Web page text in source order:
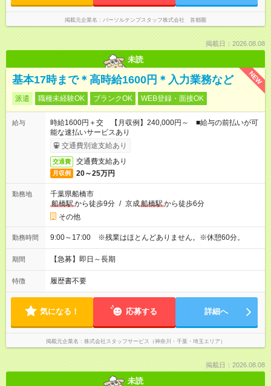
掲載元企業名 パーソルテンプスタッフ株式会社 首都圏
掲載日：2026.08.08
未読
NEW
基本17時まで＊高時給1600円＊入力業務など
派遣 職種未経験OK ブランクOK WEB登録・面接OK
給与
時給1600円＋交 【月収例】240,000円～ ■給与の前払いが可
能な速払いサービスあり
交通費別途支給あり
交通費 交通費支給あり
月収例 20～25万円
勤務地
千葉県船橋市
船橋駅から徒歩9分 / 京成船橋駅から徒歩6分
その他
勤務時間 9:00～17:00 ※残業はほとんどありません。※休憩60分。
期間 【急募】即日～長期
特徴 履歴書不要
気になる！ 応募する 詳細へ
掲載元企業名 株式会社スタッフサービス（神奈川・千葉・埼玉エリア）
掲載日：2026.08.08
未読